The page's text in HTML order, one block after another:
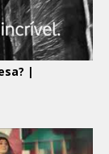
|